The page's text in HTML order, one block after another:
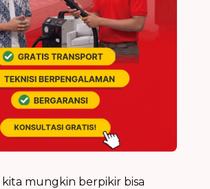
kita mungkin berpikir bisa